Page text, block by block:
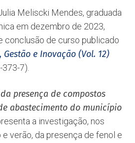
Meliscki Mendes, graduada
em dezembro de 2023,
conclusão de curso publicado
Gestão e Inovação (Vol. 12)
7).
presença de compostos
abastecimento do município
a investigação, nos
verão, da presença de fenol e